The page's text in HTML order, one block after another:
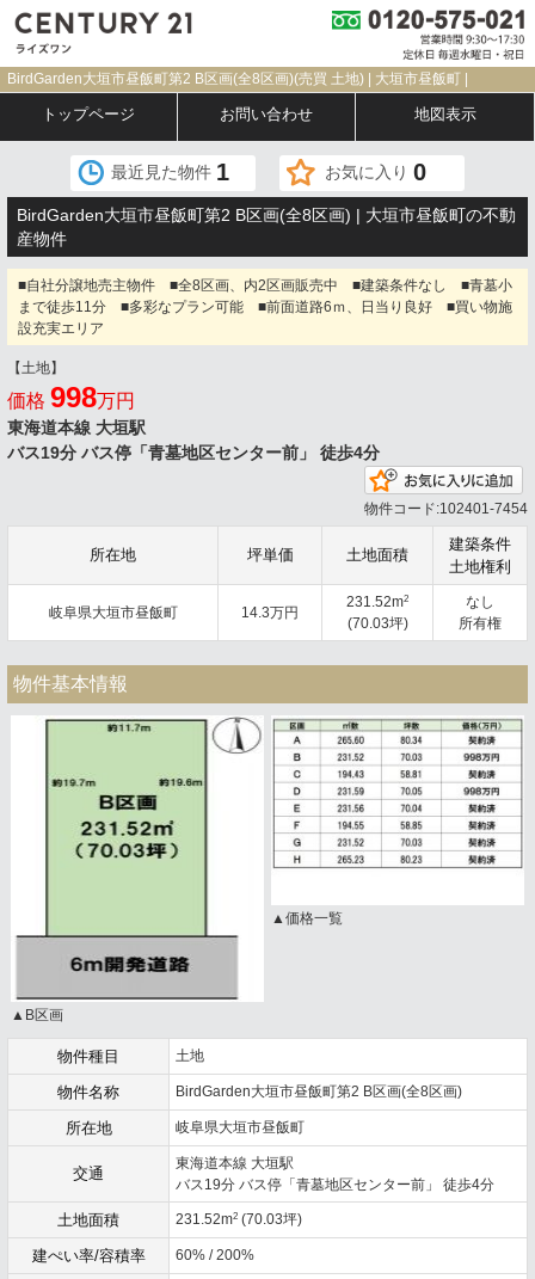
BirdGarden大垣市昼飯町第2 B区画(全8区画)(売買 土地) | 大垣市昼飯町 |
トップページ お問い合わせ 地図表示
最近見た物件 1 お気に入り 0
BirdGarden大垣市昼飯町第2 B区画(全8区画) | 大垣市昼飯町の不動
産物件
■自社分譲地売主物件 ■全8区画、内2区画販売中 ■建築条件なし ■青墓小
まで徒歩11分 ■多彩なプラン可能 ■前面道路6ｍ、日当り良好 ■買い物施
設充実エリア
【土地】
価格 998万円
東海道本線 大垣駅
バス19分 バス停「青墓地区センター前」 徒歩4分
物件コード:102401-7454
所在地 坪単価 土地面積
建築条件
土地権利
岐阜県大垣市昼飯町 14.3万円
231.52m2
(70.03坪)
なし
所有権
物件基本情報
▲B区画
▲価格一覧
物件種目 土地
物件名称 BirdGarden大垣市昼飯町第2 B区画(全8区画)
所在地 岐阜県大垣市昼飯町
交通
東海道本線 大垣駅
バス19分 バス停「青墓地区センター前」 徒歩4分
土地面積 231.52m2 (70.03坪)
建ぺい率/容積率 60% / 200%